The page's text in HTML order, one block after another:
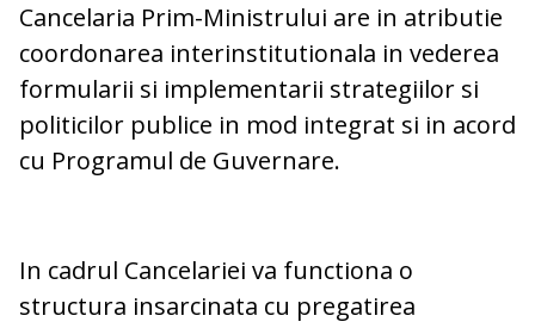
Cancelaria Prim-Ministrului are in atributie
coordonarea interinstitutionala in vederea
formularii si implementarii strategiilor si
politicilor publice in mod integrat si in acord
cu Programul de Guvernare.
In cadrul Cancelariei va functiona o
structura insarcinata cu pregatirea